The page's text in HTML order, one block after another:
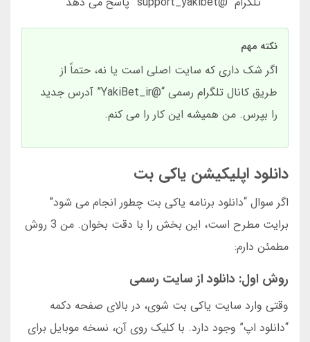
نکته مهم
اگر شک داری که سایت اصلی است یا نه، حتماً از
طریق کانال تلگرام رسمی “@YakiBet_ir” آدرس جدید
را بپرس. من همیشه این کار را می کنم.
دانلود اپلیکیشن یاکی بت
اگر سوال “دانلود برنامه یاکی بت چطور انجام می شود”
برایت مطرح است، این بخش را با دقت بخوان. من 3 روش
مطمئن دارم:
روش اول: دانلود از سایت رسمی
وقتی وارد سایت یاکی بت شوی، در بالای صفحه دکمه
“دانلود اپ” وجود دارد. با کلیک روی آن، نسخه موبایل برای